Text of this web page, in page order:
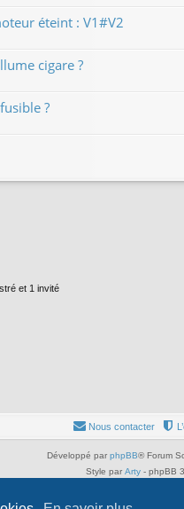
éteint : V1#V2
cigare ?
?
et 1 invité
Nous contacter
Développé par phpBB® Forum
Style par Arty - phpBB
Confidentialité